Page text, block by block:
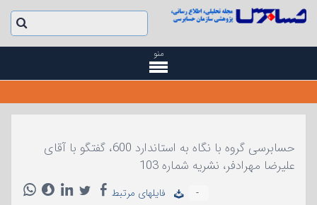
منو
حسابرسی گروه با نگاه به استاندارد 600، گفتگو با آقای
علیرضا مهرادفر، نشریه شماره 103
-
فایلهای مرتبط